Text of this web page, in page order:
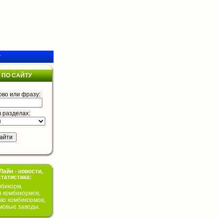
САЙТУ
или фразу:
разделах:
- новости,
комбикормов,
комбикормов,
заводы.